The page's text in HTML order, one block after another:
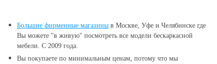
Большие фирменные магазины в Москве, Уфе и Челябинске где
Вы можете "в живую" посмотреть все модели бескаркасной
мебели. С 2009 года.
Вы покупаете по минимальным ценам, потому что мы